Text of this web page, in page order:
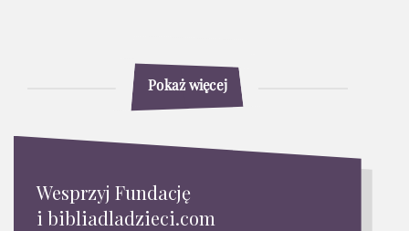
Pokaż więcej
Wesprzyj Fundację
i bibliadladzieci.com